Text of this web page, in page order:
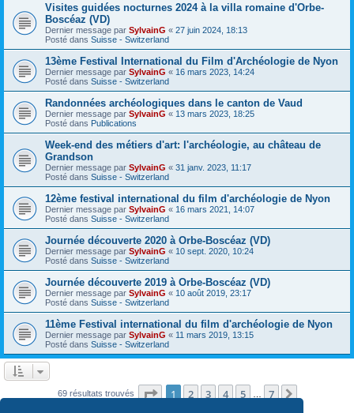
Visites guidées nocturnes 2024 à la villa romaine d'Orbe-
Boscéaz (VD)
Dernier message par SylvainG « 27 juin 2024, 18:13
Posté dans Suisse - Switzerland
13ème Festival International du Film d'Archéologie de Nyon
Dernier message par SylvainG « 16 mars 2023, 14:24
Posté dans Suisse - Switzerland
Randonnées archéologiques dans le canton de Vaud
Dernier message par SylvainG « 13 mars 2023, 18:25
Posté dans Publications
Week-end des métiers d'art: l'archéologie, au château de
Grandson
Dernier message par SylvainG « 31 janv. 2023, 11:17
Posté dans Suisse - Switzerland
12ème festival international du film d'archéologie de Nyon
Dernier message par SylvainG « 16 mars 2021, 14:07
Posté dans Suisse - Switzerland
Journée découverte 2020 à Orbe-Boscéaz (VD)
Dernier message par SylvainG « 10 sept. 2020, 10:24
Posté dans Suisse - Switzerland
Journée découverte 2019 à Orbe-Boscéaz (VD)
Dernier message par SylvainG « 10 août 2019, 23:17
Posté dans Suisse - Switzerland
11ème Festival international du film d'archéologie de Nyon
Dernier message par SylvainG « 11 mars 2019, 13:15
Posté dans Suisse - Switzerland
69 résultats trouvés Page 1sur7
1 2 3 4 5 7